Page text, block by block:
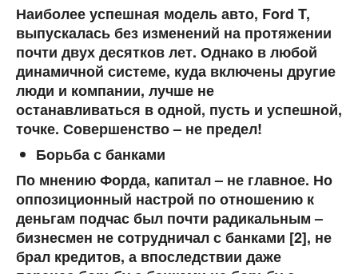
Наиболее успешная модель авто, Ford T,
выпускалась без изменений на протяжении
почти двух десятков лет. Однако в любой
динамичной системе, куда включены другие
люди и компании, лучше не
останавливаться в одной, пусть и успешной,
точке. Совершенство – не предел!
Борьба с банками
По мнению Форда, капитал – не главное. Но
оппозиционный настрой по отношению к
деньгам подчас был почти радикальным –
бизнесмен не сотрудничал с банками [2], не
брал кредитов, а впоследствии даже